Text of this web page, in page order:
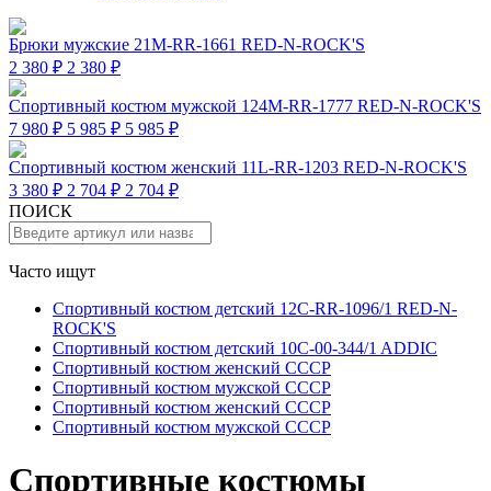
Брюки мужские 21M-RR-1661 RED-N-ROCK'S
2 380 ₽ 2 380 ₽
Спортивный костюм мужской 124M-RR-1777 RED-N-ROCK'S
7 980 ₽ 5 985 ₽ 5 985 ₽
Спортивный костюм женский 11L-RR-1203 RED-N-ROCK'S
3 380 ₽ 2 704 ₽ 2 704 ₽
ПОИСК
Часто ищут
Спортивный костюм детский 12C-RR-1096/1 RED-N-
ROCK'S
Спортивный костюм детский 10C-00-344/1 ADDIC
Спортивный костюм женский СССР
Спортивный костюм мужской СССР
Спортивный костюм женский СССР
Спортивный костюм мужской СССР
Спортивные костюмы